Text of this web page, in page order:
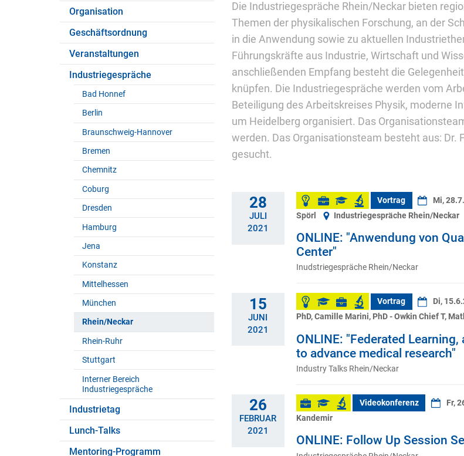
Organisation
Geschäftsordnung
Veranstaltungen
Industriegespräche
Bad Honnef
Berlin
Braunschweig-Hannover
Bremen
Chemnitz
Coburg
Dresden
Hamburg
Jena
Konstanz
Mittelhessen
München
Rhein/Neckar
Rhein-Ruhr
Stuttgart
Interner Bereich
Industriegespräche
Industrietag
Lunch-Talks
Mentoring-Programm
Die Industriegespräche Rhein/Neckar bieten
Themen der physikalischen Forschung, an der
in die Anwendung sowie zu aktuellen
Führungskräfte aus Industrie, Wirtschaft und
anschließenden Empfang besteht die
knüpfen. Die Industriegespräche werden vom
Beteiligung des Arbeitskreises Physik, moderne
um Heidelberg organisiert. Das
werden. Das Organisationsteam besteht aus:
gesucht.
28
JULI
2021
Vortrag Mi,
Spörl
Industriegespräche Rhein/Neckar
ONLINE: "Anwendung von
Center"
Inudstriegespräche Rhein/Neckar
15
JUNI
2021
Vortrag Di,
PhD, Camille Marini, PhD - Owkin Chief T,
ONLINE: "Federated
to advance medical research"
Industry Talks Rhein/Neckar
26
FEBRUAR
2021
Videokonferenz Fr,
Kandemir
ONLINE: Follow Up Session